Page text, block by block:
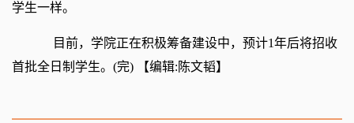
学生一样。
目前，学院正在积极筹备建设中，预计1年后将招收
首批全日制学生。(完)
【编辑:陈文韬】